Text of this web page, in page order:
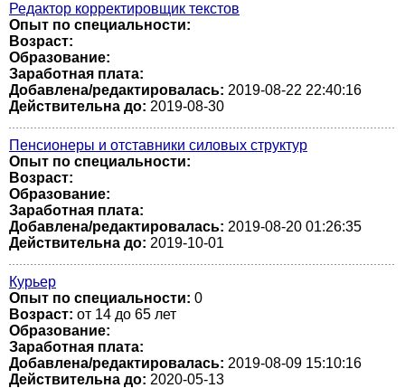
Редактор корректировщик текстов
Опыт по специальности:
Возраст:
Образование:
Заработная плата:
Добавлена/редактировалась: 2019-08-22 22:40:16
Действительна до: 2019-08-30
Пенсионеры и отставники силовых структур
Опыт по специальности:
Возраст:
Образование:
Заработная плата:
Добавлена/редактировалась: 2019-08-20 01:26:35
Действительна до: 2019-10-01
Курьер
Опыт по специальности: 0
Возраст: от 14 до 65 лет
Образование:
Заработная плата:
Добавлена/редактировалась: 2019-08-09 15:10:16
Действительна до: 2020-05-13